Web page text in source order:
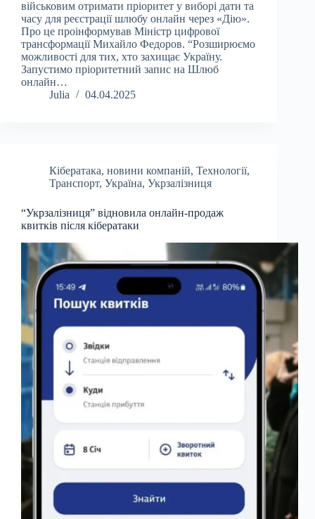
військовим отримати пріоритет у виборі дати та
часу для реєстрації шлюбу онлайн через «Дію».
Про це проінформував Міністр цифрової
трансформації Михайло Федоров. “Розширюємо
можливості для тих, хто захищає Україну.
Запустимо пріоритетний запис на Шлюб
онлайн…
Julia
04.04.2025
Кібератака, новини компаній, Технології,
Транспорт, Україна, Укрзалізниця
“Укрзалізниця” відновила онлайн-продаж
квитків після кібератаки